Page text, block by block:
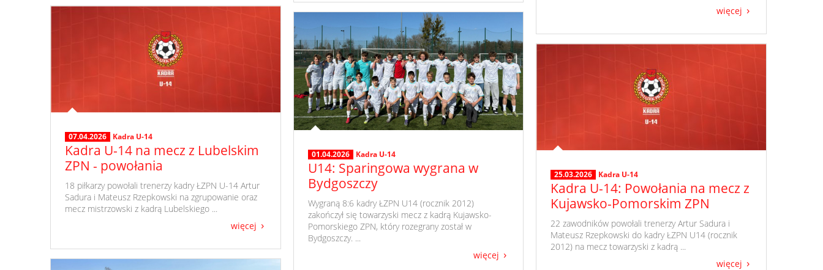
więcej
07.04.2026 Kadra U-14
Kadra U-14 na mecz z Lubelskim
ZPN - powołania
​ 18 piłkarzy powołali trenerzy kadry ŁZPN U-14 Artur
Sadura i Mateusz Rzepkowski na zgrupowanie oraz
mecz mistrzowski z kadrą Lubelskiego ...
więcej
01.04.2026 Kadra U-14
U14: Sparingowa wygrana w
Bydgoszczy
​ Wygraną 8:6 kadry ŁZPN U14 (rocznik 2012)
zakończył się towarzyski mecz z kadrą Kujawsko-
Pomorskiego ZPN, który rozegrany został w
Bydgoszczy. ...
więcej
25.03.2026 Kadra U-14
Kadra U-14: Powołania na mecz z
Kujawsko-Pomorskim ZPN
​ 22 zawodników powołali trenerzy Artur Sadura i
Mateusz Rzepkowski do kadry ŁZPN U14 (rocznik
2012) na mecz towarzyski z kadrą ...
więcej